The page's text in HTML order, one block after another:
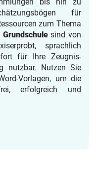
für
zum Thema
sind von
sprachlich
für Ihre Zeugnis-
nutzbar. Nutzen Sie
Vorlagen, um die
erfolgreich und